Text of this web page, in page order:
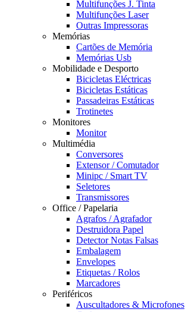
Multifunções J. Tinta
Multifunções Laser
Outras Impressoras
Memórias
Cartões de Memória
Memórias Usb
Mobilidade e Desporto
Bicicletas Eléctricas
Bicicletas Estáticas
Passadeiras Estáticas
Trotinetes
Monitores
Monitor
Multimédia
Conversores
Extensor / Comutador
Minipc / Smart TV
Seletores
Transmissores
Office / Papelaria
Agrafos / Agrafador
Destruidora Papel
Detector Notas Falsas
Embalagem
Envelopes
Etiquetas / Rolos
Marcadores
Periféricos
Auscultadores & Microfones